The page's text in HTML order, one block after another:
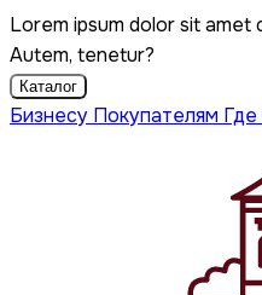
Lorem ipsum dolor sit amet
Autem, tenetur?
Каталог
Бизнесу Покупателям Где